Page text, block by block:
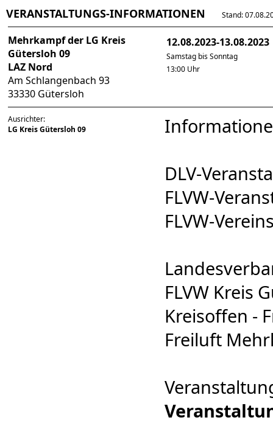
VERANSTALTUNGS-INFORMATIONEN Stand:
Mehrkampf der LG Kreis
Gütersloh 09
LAZ Nord
Am Schlangenbach 93
33330 Gütersloh
12.08.2023-13.08.2023
Samstag bis Sonntag
13:00 Uhr
Ausrichter:
LG Kreis Gütersloh 09
DLV-
FLVW-
FLVW-
FLVW Kreis
Kreisoffen -
Freiluft